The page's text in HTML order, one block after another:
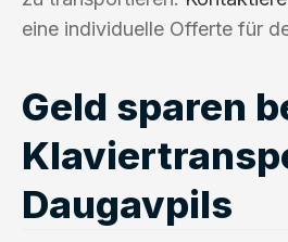
eine individuelle Offerte für
Geld sparen
Daugavpils